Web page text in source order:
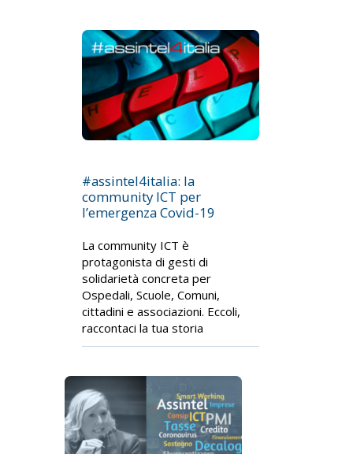
#assintel4italia: la
community ICT per
l’emergenza Covid-19
La community ICT è
protagonista di gesti di
solidarietà concreta per
Ospedali, Scuole, Comuni,
cittadini e associazioni. Eccoli,
raccontaci la tua storia